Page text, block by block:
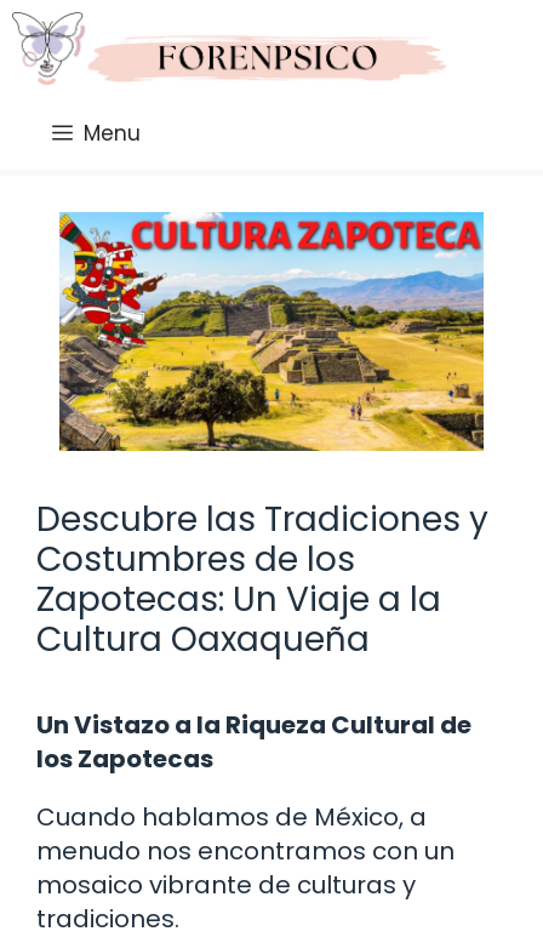
Saltar
al
contenido
Menu
Descubre las Tradiciones y
Costumbres de los
Zapotecas: Un Viaje a la
Cultura Oaxaqueña
Un Vistazo a la Riqueza Cultural de
los Zapotecas
Cuando hablamos de México, a
menudo nos encontramos con un
mosaico vibrante de culturas y
tradiciones.